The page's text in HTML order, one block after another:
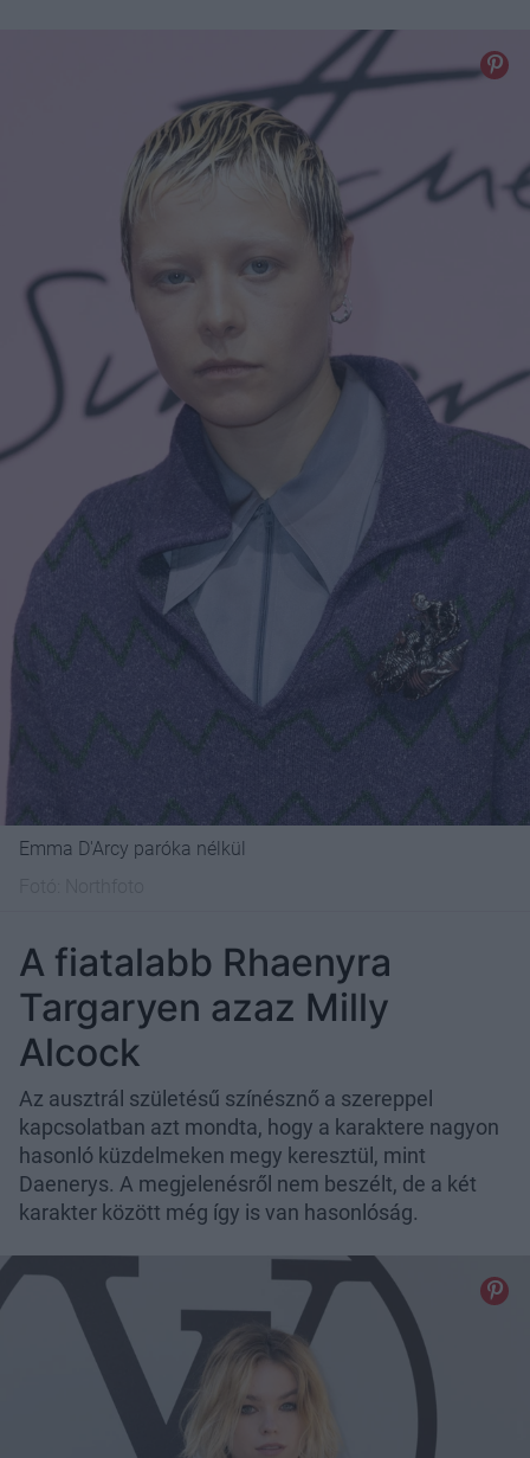
Emma D'Arcy paróka nélkül
A fiatalabb Rhaenyra
Targaryen azaz Milly
Alcock
Az ausztrál születésű színésznő a szereppel
kapcsolatban azt mondta, hogy a karaktere nagyon
hasonló küzdelmeken megy keresztül, mint
Daenerys. A megjelenésről nem beszélt, de a két
karakter között még így is van hasonlóság.